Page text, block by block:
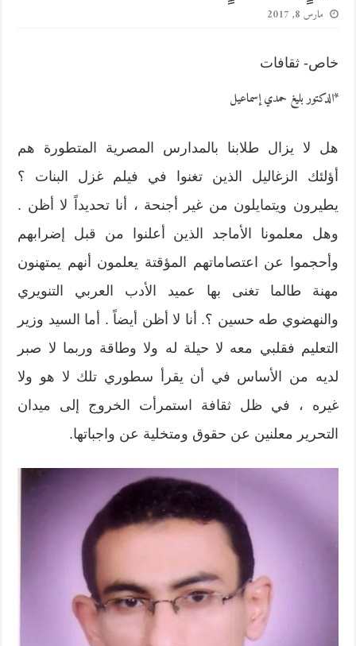
مارس 8, 2017
خاص- ثقافات
*الدكتور بليغ حمدي إسماعيل
هل لا يزال طلابنا بالمدارس المصرية المتطورة هم
أؤلئك الزغاليل الذين تغنوا في فيلم غزل البنات ؟
يطيرون ويتمايلون من غير أجنحة ، أنا تحديداً لا أظن .
وهل معلمونا الأماجد الذين أعلنوا من قبل إضرابهم
وأحجموا عن اعتصاماتهم المؤقتة يعلمون أنهم يمتهنون
مهنة طالما تغنى بها عميد الأدب العربي التنويري
والنهضوي طه حسين ؟. أنا لا أظن أيضاً . أما السيد وزير
التعليم فقلبي معه لا حيلة له ولا وطاقة وربما لا صبر
لديه من الأساس في أن يقرأ سطوري تلك لا هو ولا
غيره ، في ظل ثقافة استمرأت الخروج إلى ميدان
التحرير معلنين عن حقوق ومتخلية عن واجباتها.